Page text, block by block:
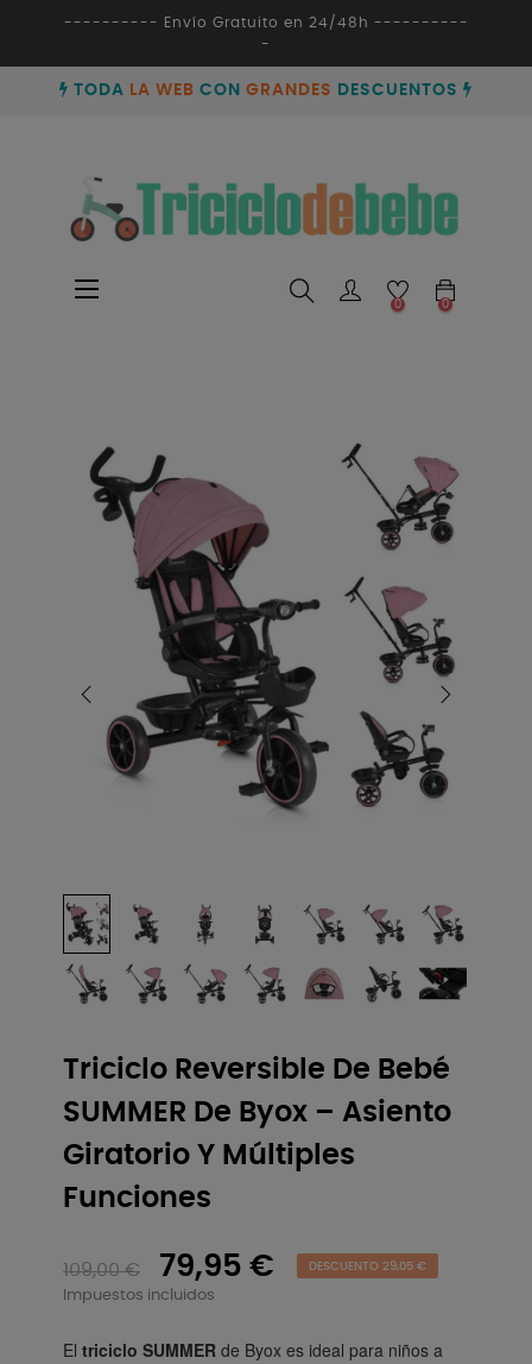
---------- Envío Gratuito en 24/48h ----------
-
TODA LA WEB CON GRANDES DESCUENTOS
Navegación
☰
0 0
Triciclo Reversible De Bebé
SUMMER De Byox – Asiento
Giratorio Y Múltiples
Funciones
109,00 € 79,95 € DESCUENTO 29,05 €
Impuestos incluidos
El triciclo SUMMER de Byox es ideal para niños a